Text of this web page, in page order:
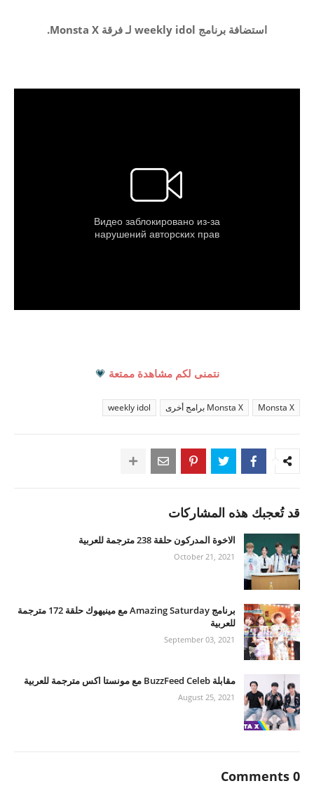
استضافة برنامج weekly idol لـ فرقة Monsta X.
نتمنى لكم مشاهدة ممتعة 💗
Monsta X Monsta X برامج أخرى weekly idol
قد تُعجبك هذه المشاركات
الاخوة المدركون حلقة 238 مترجمة للعربية
October 21, 2021
برنامج Amazing Saturday مع مينيهوك حلقة 172 مترجمة
للعربية
September 03, 2021
مقابلة BuzzFeed Celeb مع مونستا اكس مترجمة للعربية
August 25, 2021
0 Comments